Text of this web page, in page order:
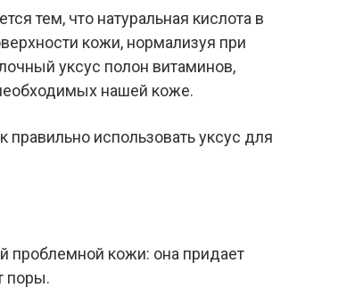
тем, что натуральная кислота в
кожи, нормализуя при
уксус полон витаминов,
нашей коже.
использовать уксус для
проблемной кожи: она придает
поры.